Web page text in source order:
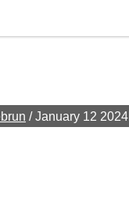
/January 12 2024